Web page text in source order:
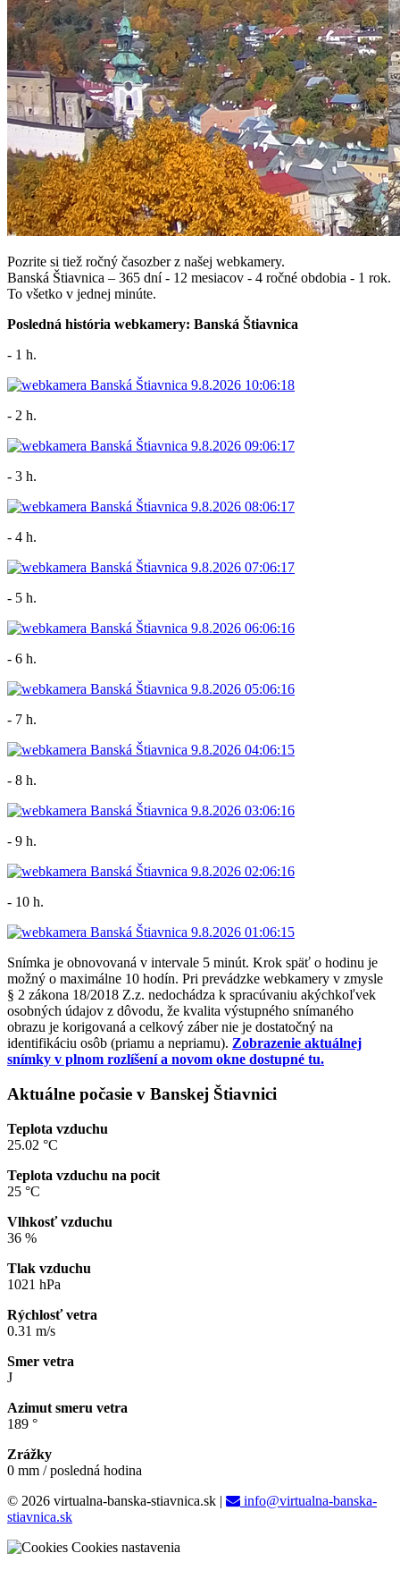
Pozrite si tiež ročný časozber z našej webkamery.
Banská Štiavnica – 365 dní - 12 mesiacov - 4 ročné obdobia - 1 rok.
To všetko v jednej minúte.
Posledná história webkamery: Banská Štiavnica
- 1 h.
- 2 h.
- 3 h.
- 4 h.
- 5 h.
- 6 h.
- 7 h.
- 8 h.
- 9 h.
- 10 h.
Snímka je obnovovaná v intervale 5 minút. Krok späť o hodinu je
možný o maximálne 10 hodín. Pri prevádzke webkamery v zmysle
§ 2 zákona 18/2018 Z.z. nedochádza k spracúvaniu akýchkoľvek
osobných údajov z dôvodu, že kvalita výstupného snímaného
obrazu je korigovaná a celkový záber nie je dostatočný na
identifikáciu osôb (priamu a nepriamu). Zobrazenie aktuálnej
snímky v plnom rozlíšení a novom okne dostupné tu.
Aktuálne počasie v Banskej Štiavnici
Teplota vzduchu
25.02 °C
Teplota vzduchu na pocit
25 °C
Vlhkosť vzduchu
36 %
Tlak vzduchu
1021 hPa
Rýchlosť vetra
0.31 m/s
Smer vetra
J
Azimut smeru vetra
189 °
Zrážky
0 mm / posledná hodina
© 2026 virtualna-banska-stiavnica.sk |
info@virtualna-banska-
stiavnica.sk
Cookies nastavenia